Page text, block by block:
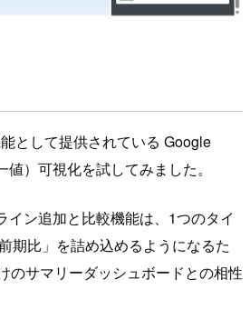
として提供されている Google
）可視化を試してみました。
イン追加と比較機能は、1つのタイ
期比」を詰め込めるようになるた
のサマリーダッシュボードとの相性